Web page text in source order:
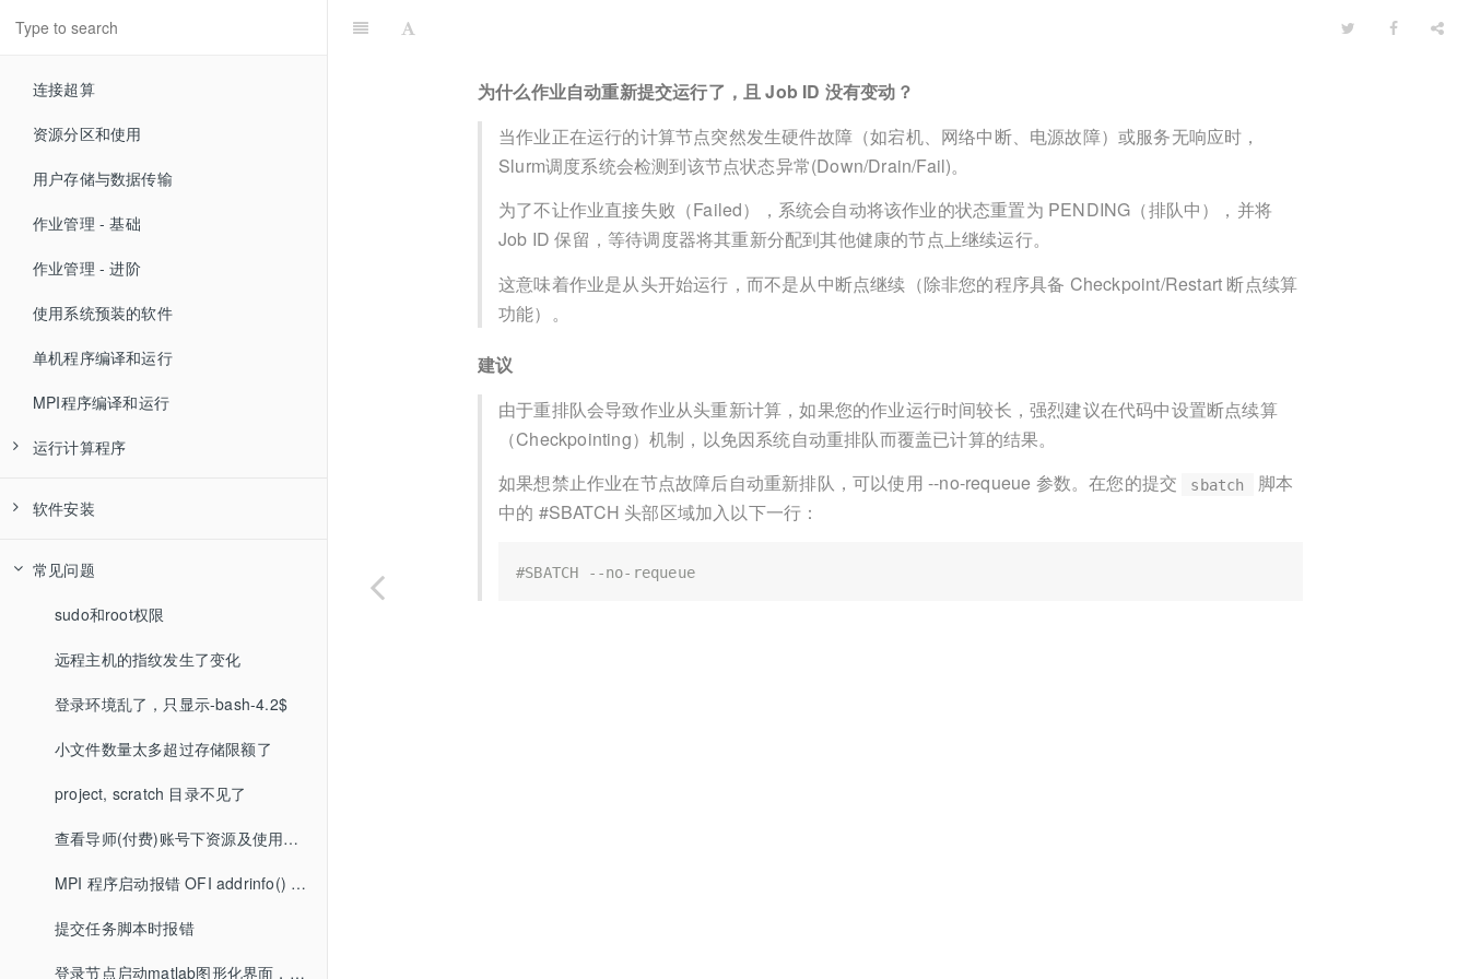
连接超算
资源分区和使用
用户存储与数据传输
作业管理 - 基础
作业管理 - 进阶
使用系统预装的软件
单机程序编译和运行
MPI程序编译和运行
运行计算程序
运行 Matlab
运行 R
运行 VASP
运行 Singularity-Base
运行 Singularity-Glibc
运行 JupyterHub
运行 Alphafold
运行 DeepSeek
软件安装
常见问题
sudo和root权限
远程主机的指纹发生了变化
登录环境乱了，只显示-bash-4.2$
小文件数量太多超过存储限额了
project, scratch 目录不见了
查看导师(付费)账号下资源及使用情况
MPI 程序启动报错 OFI addrinfo() failed
提交任务脚本时报错
登录节点启动matlab图形化界面，被killed
为什么作业自动重新提交运行了，且 Job ID 没有变动？
当作业正在运行的计算节点突然发生硬件故障（如宕机、网络中断、电源故障）或服务无响应时，
Slurm调度系统会检测到该节点状态异常(Down/Drain/Fail)。
为了不让作业直接失败（Failed），系统会自动将该作业的状态重置为 PENDING（排队中），并将
Job ID 保留，等待调度器将其重新分配到其他健康的节点上继续运行。
这意味着作业是从头开始运行，而不是从中断点继续（除非您的程序具备 Checkpoint/Restart 断点续算
功能）。
建议
由于重排队会导致作业从头重新计算，如果您的作业运行时间较长，强烈建议在代码中设置断点续算
（Checkpointing）机制，以免因系统自动重排队而覆盖已计算的结果。
如果想禁止作业在节点故障后自动重新排队，可以使用 --no-requeue 参数。在您的提交
sbatch
脚本
中的 #SBATCH 头部区域加入以下一行：
#SBATCH --no-requeue